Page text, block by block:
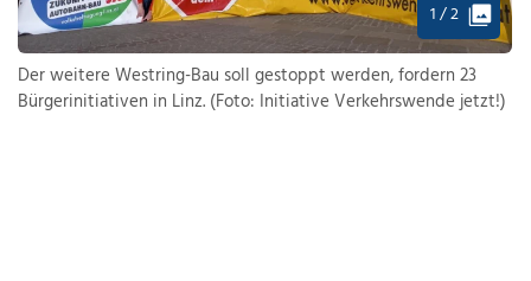
1 / 2
Der weitere Westring-Bau soll gestoppt werden, fordern 23
Bürgerinitiativen in Linz. (Foto: Initiative Verkehrswende jetzt!)